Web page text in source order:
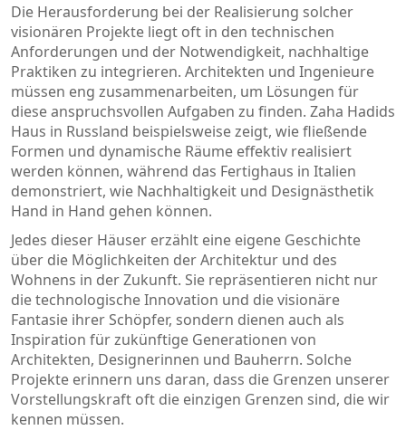
Die Herausforderung bei der Realisierung solcher
visionären Projekte liegt oft in den technischen
Anforderungen und der Notwendigkeit, nachhaltige
Praktiken zu integrieren. Architekten und Ingenieure
müssen eng zusammenarbeiten, um Lösungen für
diese anspruchsvollen Aufgaben zu finden. Zaha Hadids
Haus in Russland beispielsweise zeigt, wie fließende
Formen und dynamische Räume effektiv realisiert
werden können, während das Fertighaus in Italien
demonstriert, wie Nachhaltigkeit und Designästhetik
Hand in Hand gehen können.
Jedes dieser Häuser erzählt eine eigene Geschichte
über die Möglichkeiten der Architektur und des
Wohnens in der Zukunft. Sie repräsentieren nicht nur
die technologische Innovation und die visionäre
Fantasie ihrer Schöpfer, sondern dienen auch als
Inspiration für zukünftige Generationen von
Architekten, Designerinnen und Bauherrn. Solche
Projekte erinnern uns daran, dass die Grenzen unserer
Vorstellungskraft oft die einzigen Grenzen sind, die wir
kennen müssen.